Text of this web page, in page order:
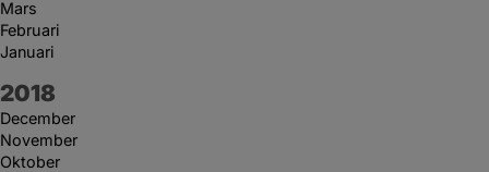
Mars
Februari
Januari
År:
2018
December
November
Oktober